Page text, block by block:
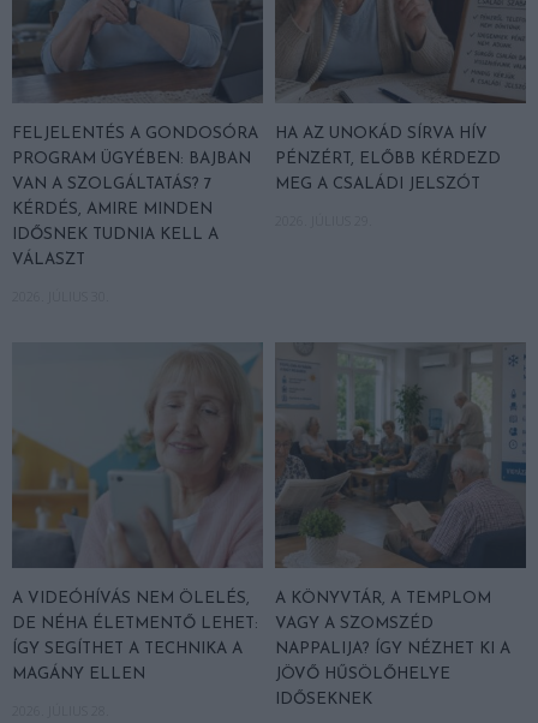
FELJELENTÉS A GONDOSÓRA
PROGRAM ÜGYÉBEN: BAJBAN
VAN A SZOLGÁLTATÁS? 7
KÉRDÉS, AMIRE MINDEN
IDŐSNEK TUDNIA KELL A
VÁLASZT
HA AZ UNOKÁD SÍRVA HÍV
PÉNZÉRT, ELŐBB KÉRDEZD
MEG A CSALÁDI JELSZÓT
A VIDEÓHÍVÁS NEM ÖLELÉS,
DE NÉHA ÉLETMENTŐ LEHET:
ÍGY SEGÍTHET A TECHNIKA A
MAGÁNY ELLEN
A KÖNYVTÁR, A TEMPLOM
VAGY A SZOMSZÉD
NAPPALIJA? ÍGY NÉZHET KI A
JÖVŐ HŰSÖLŐHELYE
IDŐSEKNEK